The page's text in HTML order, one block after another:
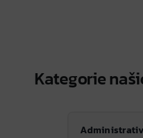
Kategorie